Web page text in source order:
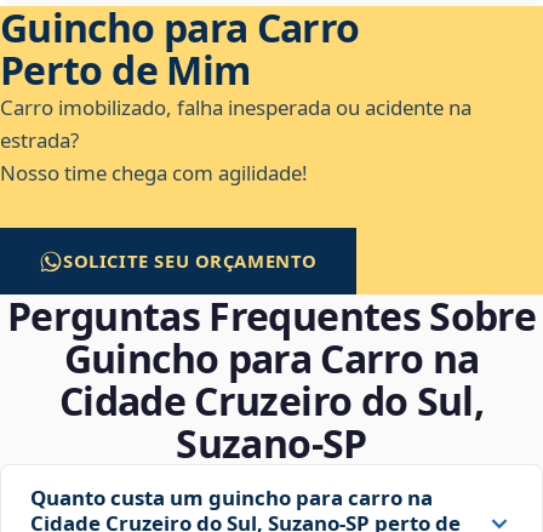
Guincho para Carro
Perto de Mim
Carro imobilizado, falha inesperada ou acidente na
estrada?
Nosso time chega com agilidade!
SOLICITE SEU ORÇAMENTO
Perguntas Frequentes Sobre
Guincho para Carro na
Cidade Cruzeiro do Sul,
Suzano‑SP
Quanto custa um guincho para carro na
Cidade Cruzeiro do Sul, Suzano‑SP perto de